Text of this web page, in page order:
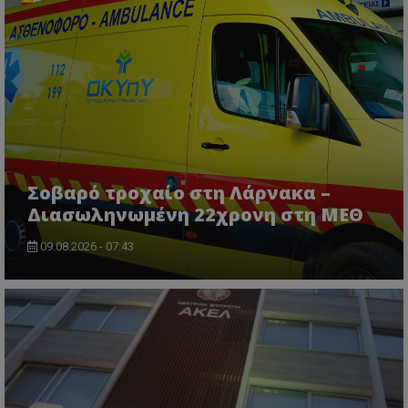
Σοβαρό τροχαίο στη Λάρνακα –
Διασωληνωμένη 22χρονη στη ΜΕΘ
09.08.2026 - 07:43
VISITOR_PRIVACY_METADATA
YouTube
.youtube.com